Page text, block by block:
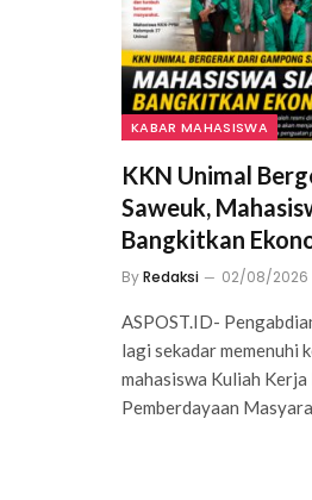
KABAR MAHASISWA
KKN Unimal
Saweuk,
Bangkitkan
ByRedaksi 02/08/2026
ASPOST.ID-
lagi sekadar memenuhi
mahasiswa Kuliah
Pemberdayaan